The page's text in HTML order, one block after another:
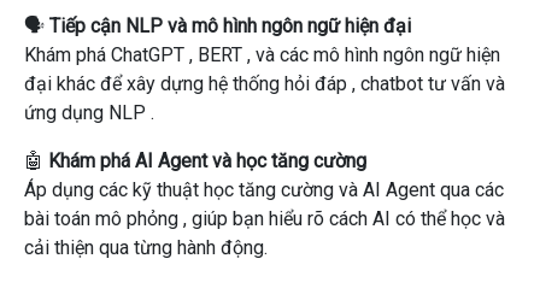
🗣️ Tiếp cận NLP và mô hình ngôn ngữ hiện đại
Khám phá ChatGPT , BERT , và các mô hình ngôn ngữ hiện
đại khác để xây dựng hệ thống hỏi đáp , chatbot tư vấn và
ứng dụng NLP .
🤖 Khám phá AI Agent và học tăng cường
Áp dụng các kỹ thuật học tăng cường và AI Agent qua các
bài toán mô phỏng , giúp bạn hiểu rõ cách AI có thể học và
cải thiện qua từng hành động.